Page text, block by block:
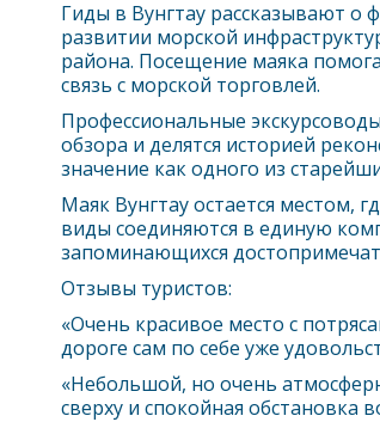
Гиды в Вунгтаурассказывают о
развитии морской
района. Посещение маяка
связь с морской торговлей.
Профессиональные
обзора и делятся историей
значение как одного из
Маяк Вунгтауостается местом,
виды соединяются в единую
запоминающихся
Отзывы туристов:
«Очень красивое место с
дороге сам по себе уже
«Небольшой, но очень
сверху и спокойная обстановка